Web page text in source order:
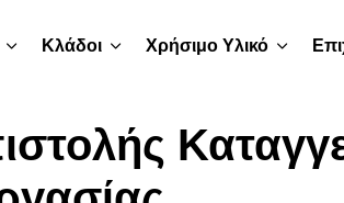
Κλάδοι Χρήσιμο Υλικό